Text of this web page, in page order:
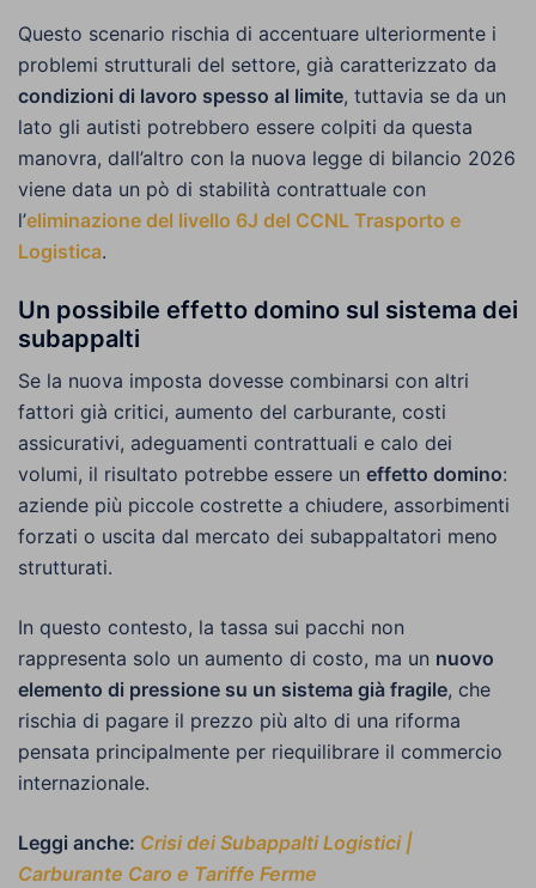
Questo scenario rischia di accentuare ulteriormente i
problemi strutturali del settore, già caratterizzato da
condizioni di lavoro spesso al limite, tuttavia se da un
lato gli autisti potrebbero essere colpiti da questa
manovra, dall’altro con la nuova legge di bilancio 2026
viene data un pò di stabilità contrattuale con
l’eliminazione del livello 6J del CCNL Trasporto e
Logistica.
Un possibile effetto domino sul sistema dei
subappalti
Se la nuova imposta dovesse combinarsi con altri
fattori già critici, aumento del carburante, costi
assicurativi, adeguamenti contrattuali e calo dei
volumi, il risultato potrebbe essere un effetto domino:
aziende più piccole costrette a chiudere, assorbimenti
forzati o uscita dal mercato dei subappaltatori meno
strutturati.
In questo contesto, la tassa sui pacchi non
rappresenta solo un aumento di costo, ma un nuovo
elemento di pressione su un sistema già fragile, che
rischia di pagare il prezzo più alto di una riforma
pensata principalmente per riequilibrare il commercio
internazionale.
Leggi anche: Crisi dei Subappalti Logistici |
Carburante Caro e Tariffe Ferme